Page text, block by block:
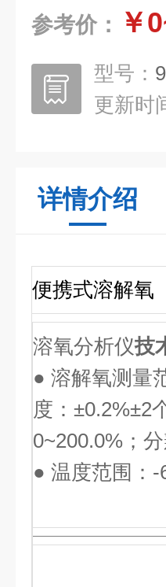
参考价： ￥
型号：
更新时
详情介绍
便携式溶解氧
溶氧分析仪技
● 溶解氧测量
度：±0.2%±2
0~200.0%；
● 温度范围：